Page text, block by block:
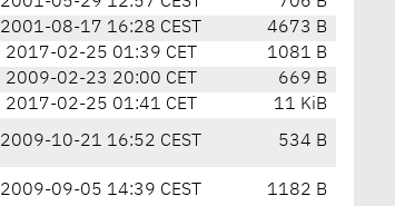
2001-08-17 16:28 CEST
4673 B
2017-02-25 01:39 CET
1081 B
2009-02-23 20:00 CET
669 B
2017-02-25 01:41 CET
11 KiB
2009-10-21 16:52 CEST 534 B
2009-09-05 14:39 CEST 1182 B